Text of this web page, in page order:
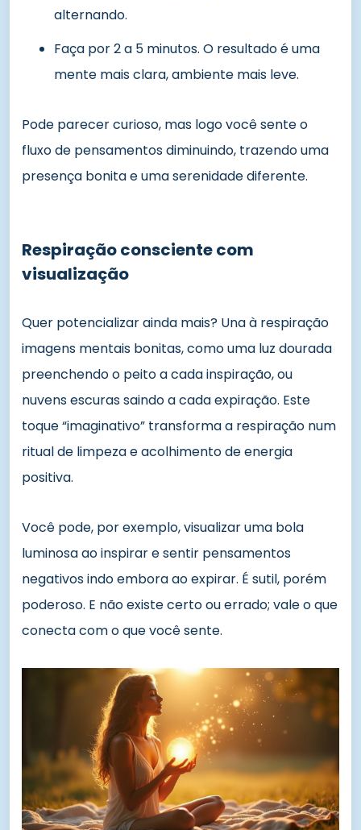
alternando.
Faça por 2 a 5 minutos. O resultado é uma
mente mais clara, ambiente mais leve.
Pode parecer curioso, mas logo você sente o
fluxo de pensamentos diminuindo, trazendo uma
presença bonita e uma serenidade diferente.
Respiração consciente com
visualização
Quer potencializar ainda mais? Una à respiração
imagens mentais bonitas, como uma luz dourada
preenchendo o peito a cada inspiração, ou
nuvens escuras saindo a cada expiração. Este
toque “imaginativo” transforma a respiração num
ritual de limpeza e acolhimento de energia
positiva.
Você pode, por exemplo, visualizar uma bola
luminosa ao inspirar e sentir pensamentos
negativos indo embora ao expirar. É sutil, porém
poderoso. E não existe certo ou errado; vale o que
conecta com o que você sente.